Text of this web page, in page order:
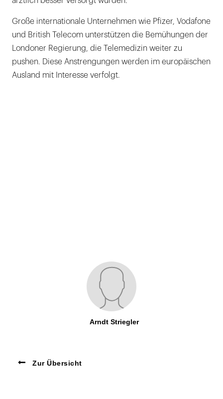
Große internationale Unternehmen wie Pfizer, Vodafone
und British Telecom unterstützen die Bemühungen der
Londoner Regierung, die Telemedizin weiter zu
pushen. Diese Anstrengungen werden im europäischen
Ausland mit Interesse verfolgt.
Arndt Striegler
Zur Übersicht